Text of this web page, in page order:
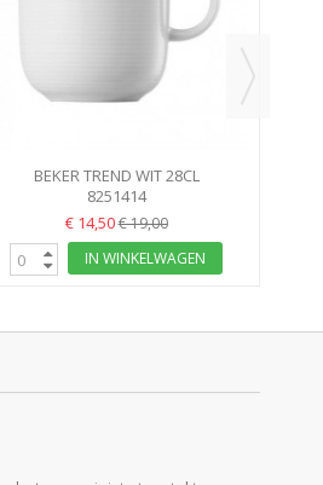
BEKER TREND WIT 28CL
8251414
€ 14,50€ 19,00
IN WINKELWAGEN